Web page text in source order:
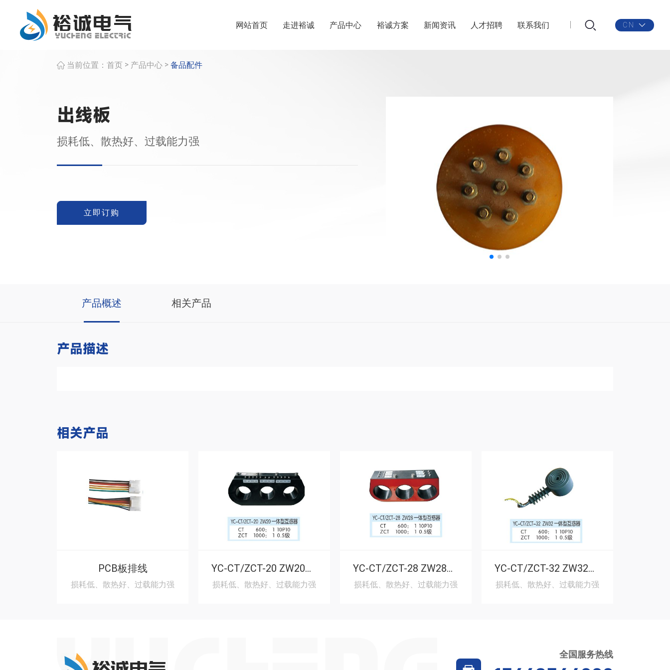
网站首页 走进裕诚 产品中心 裕诚方案 新闻资讯 人才招聘 联系我们 CN
当前位置： 首页 > 产品中心 > 备品配件
出线板
损耗低、散热好、过载能力强
立即订购
产品概述 相关产品
产品描述
相关产品
PCB板排线
损耗低、散热好、过载能力强
YC-CT/ZCT-20 ZW20一体型互感器
损耗低、散热好、过载能力强
YC-CT/ZCT-28 ZW28一体型互感器
损耗低、散热好、过载能力强
YC-CT/ZCT-32 ZW32一体型互感器
损耗低、散热好、过载能力强
全国服务热线